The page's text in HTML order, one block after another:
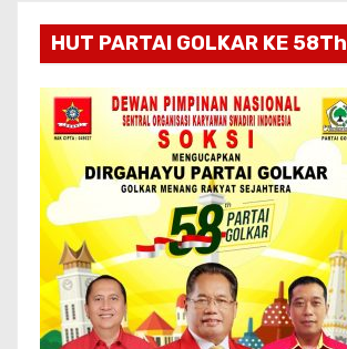
HUT PARTAI GOLKAR KE 58Th